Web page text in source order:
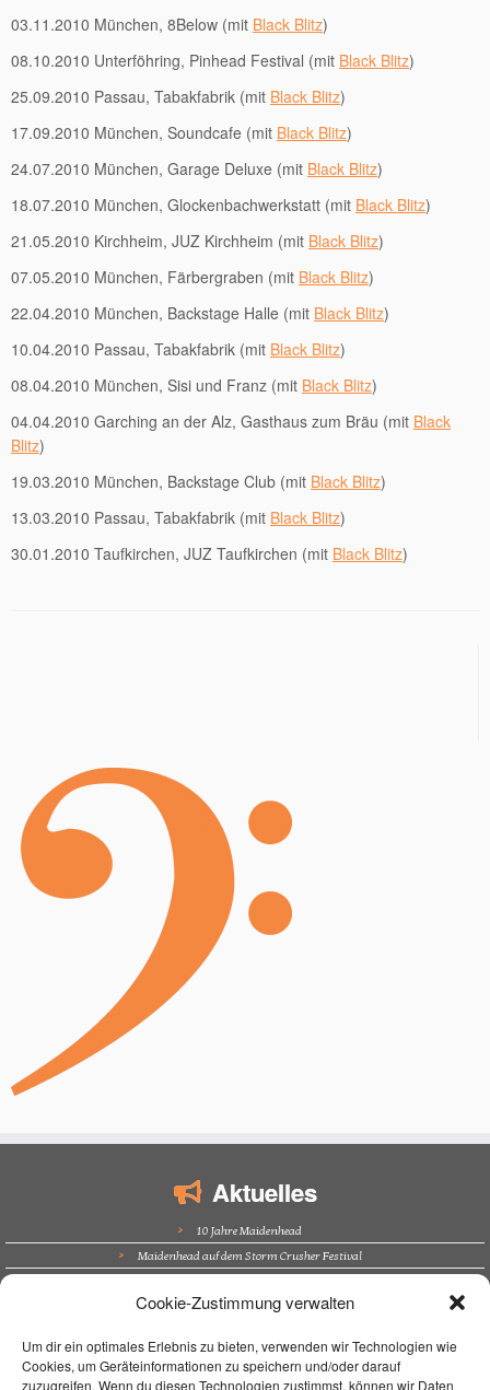
Cookie-Zustimmung verwalten
Um dir ein optimales Erlebnis zu bieten, verwenden wir Technologien wie
Cookies, um Geräteinformationen zu speichern und/oder darauf
zuzugreifen. Wenn du diesen Technologien zustimmst, können wir Daten
03.11.2010 München, 8Below (mit Black Blitz)
08.10.2010 Unterföhring, Pinhead Festival (mit Black Blitz)
25.09.2010 Passau, Tabakfabrik (mit Black Blitz)
17.09.2010 München, Soundcafe (mit Black Blitz)
24.07.2010 München, Garage Deluxe (mit Black Blitz)
18.07.2010 München, Glockenbachwerkstatt (mit Black Blitz)
21.05.2010 Kirchheim, JUZ Kirchheim (mit Black Blitz)
07.05.2010 München, Färbergraben (mit Black Blitz)
22.04.2010 München, Backstage Halle (mit Black Blitz)
10.04.2010 Passau, Tabakfabrik (mit Black Blitz)
08.04.2010 München, Sisi und Franz (mit Black Blitz)
04.04.2010 Garching an der Alz, Gasthaus zum Bräu (mit Black
Blitz)
19.03.2010 München, Backstage Club (mit Black Blitz)
13.03.2010 Passau, Tabakfabrik (mit Black Blitz)
30.01.2010 Taufkirchen, JUZ Taufkirchen (mit Black Blitz)
Aktuelles
10 Jahre Maidenhead
Maidenhead auf dem Storm Crusher Festival
Altstadtfest Amberg
Navigation